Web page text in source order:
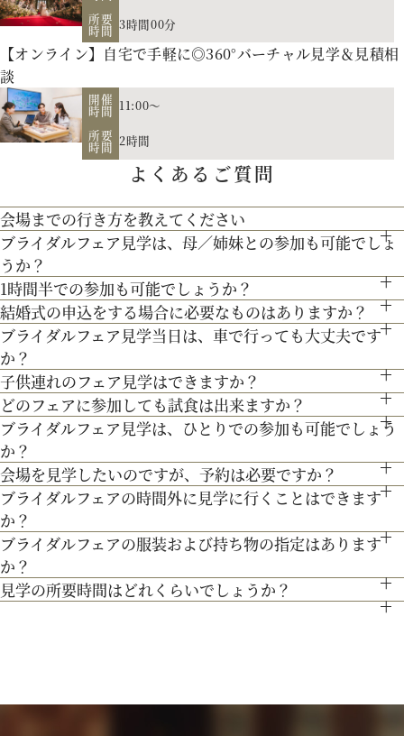
お二人の希望に合わせた挙式のスタイル（挙式のみ、披露
宴、パーティー等）や予算に応じたプランニングをさせていた
人気のテーマやトレンドを取り入れたアイディアをご紹介。
【北海道フレンチ】北海道の契約生産者さん直送の食材を使
用。アーティストのライブやイベントでもケータリング実績を
持つ貴田岡シェフの試食をお楽しみください！
最新のトレンドコーディネート体験が可能。
個性やテーマに合わせて素敵な空間を作り上げます！ウェディ
ングのテーマやお二人のこだわりを反映させたオリジナルの会
場コーディネートをお楽しみください。
200年の歴史ある厳かな雰囲気に包まれる大聖堂で、結婚式の
真髄を感じていただける見学ツアー。広大な空間と圧倒的な美
しさを誇る大聖堂で、神聖な儀式が執り行われる特別な場所
を、ぜひ実際にご体感ください♪
３Dプロジェクションマッピングを始め、先輩カップル絶賛の
最先端のウェディング演出の数々をご紹介。ゲストと楽しむ演
出、お姫様のように注目される演出、あなたの理想にあったも
のをご提案します。
所要
時間 3時間00分
【オンライン】自宅で手軽に◎360°バーチャル見学＆見積相
談
開催
時間 11:00～
所要
時間 2時間
よくあるご質問
会場までの行き方を教えてください
●お車でお越しの方へ JR札幌駅から約15分 地下鉄西28丁
目から約3分
●交通機関をご利用の方へ 地下鉄東西線「西28丁目」駅下
車 2番出口より徒歩約15分となっております。
ブライダルフェア見学は、母／姉妹との参加も可能でしょ
うか？
もちろん可能です。親御様やご家族との参加も歓迎しておりま
す。
1時間半での参加も可能でしょうか？
通常、会場見学と試食で3時間程となります。時間内で必要な
ご案内にてご対応させて頂きます。
結婚式の申込をする場合に必要なものはありますか？
お内金と印鑑をお持ちいただいております。都度、プランナー
よりご案内させて頂きますのでご安心ください。
ブライダルフェア見学当日は、車で行っても大丈夫です
か？
お車でお越しいただいても大丈夫です。その際は、会場併設の
無料駐車場をご利用下さい。
子供連れのフェア見学はできますか？
もちろん可能です。授乳室等もご用意しておりますのでご安心
ください。
また、お子様連れでのご来館が不安な場合は、オンライン相談
フェアもご検討下さい。
どのフェアに参加しても試食は出来ますか？
「試食」マークのついているフェアにて、シェフ厳選料理の無
料試食を行っております。
ブライダルフェア見学は、ひとりでの参加も可能でしょう
か？
もちろん可能です。おひとり様でのご見学も歓迎しておりま
す。
会場を見学したいのですが、予約は必要ですか？
予約制ではございませんが、予約の方優先でご案内をしており
ます。
事前にご予約頂けますとご希望の日時に見学確実かと存じます
ので、ブライダルフェアページより予約、またはお電話にてお
ブライダルフェアの時間外に見学に行くことはできます
か？
ブライダルフェア開催時間帯での参加が難しい場合は、お電話
にてお気軽にご相談下さい。
ブライダルフェアの服装および持ち物の指定はあります
か？
特に指定はございません。服装は普段着でお気軽にお越しく
見学の所要時間はどれくらいでしょうか？
ご試食やお見積もり・日程のご提示を含めて３時間程お時間を